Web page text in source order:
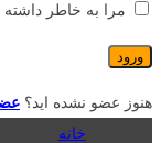
مرا به خاطر
هنوز عضو نشده اید؟
خانه